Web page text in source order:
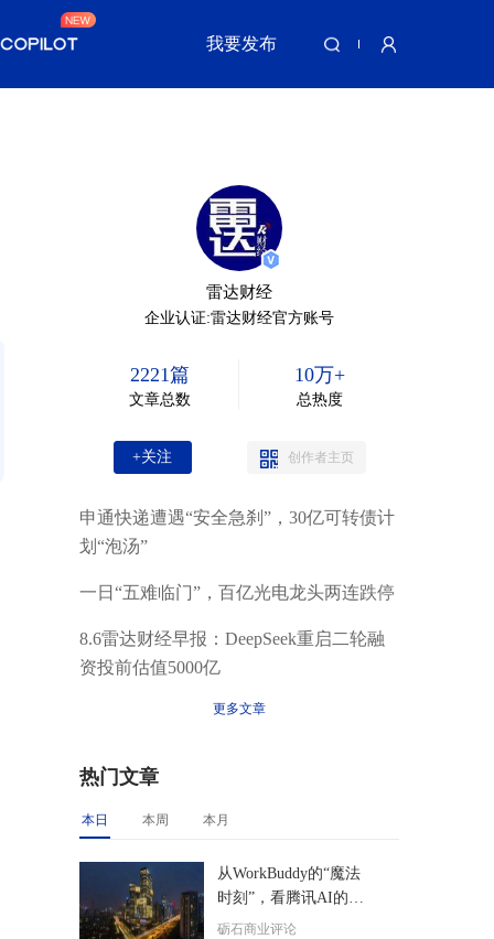
我要发布
雷达财经
企业认证:雷达财经官方账号
2221篇
文章总数
10万+
总热度
+关注 创作者主页
申通快递遭遇“安全急刹”，30亿可转债计
划“泡汤”
一日“五难临门”，百亿光电龙头两连跌停
8.6雷达财经早报：DeepSeek重启二轮融
资投前估值5000亿
更多文章
热门文章
本日 本周 本月
从WorkBuddy的“魔法
时刻”，看腾讯AI的后
来居上
砺石商业评论